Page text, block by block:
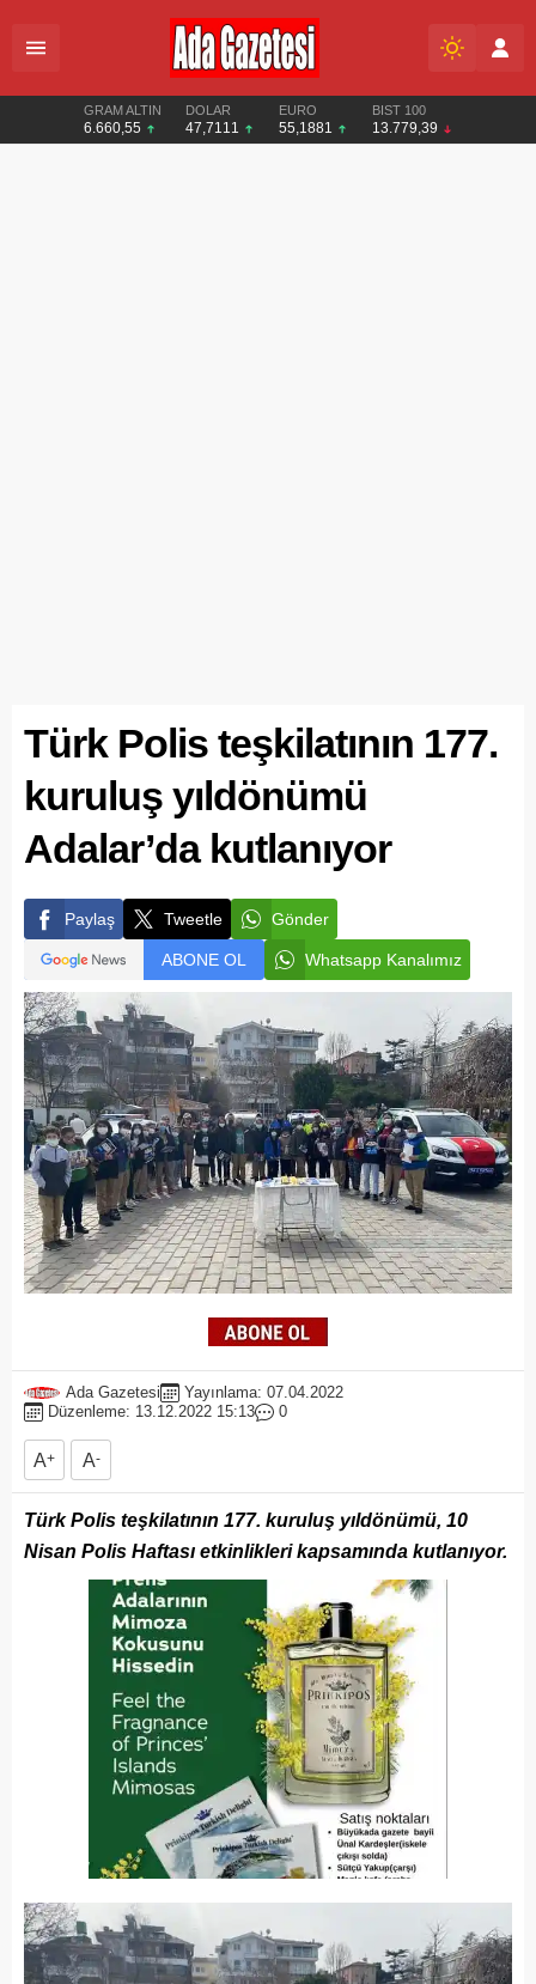
GRAM ALTIN
6.660,55
DOLAR
47,7111
EURO
55,1881
BIST 100
13.779,39
Türk Polis teşkilatının 177.
kuruluş yıldönümü
Adalar’da kutlanıyor
Paylaş Tweetle Gönder
ABONE OL Whatsapp Kanalımız
Ada Gazetesi
Yayınlama: 07.04.2022
Düzenleme: 13.12.2022 15:13
0
A+ A-
Türk Polis teşkilatının 177. kuruluş yıldönümü, 10
Nisan Polis Haftası etkinlikleri kapsamında kutlanıyor.